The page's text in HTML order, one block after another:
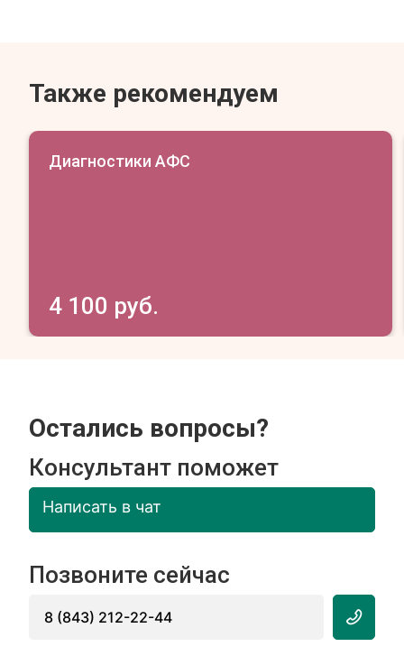
Также рекомендуем
Диагностики АФС
4 100 руб.
Остались вопросы?
Консультант поможет
Написать в чат
Позвоните сейчас
8 (843) 212-22-44